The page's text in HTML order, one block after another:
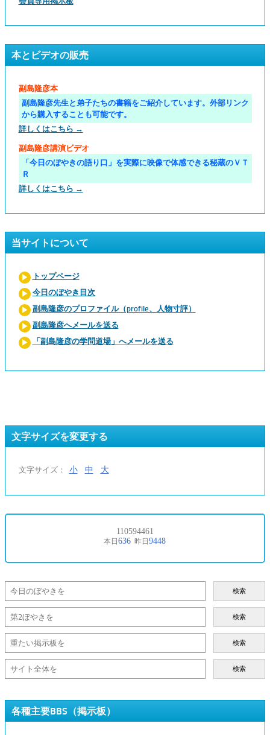
本とビデオの販売
副島隆彦本
副島隆彦先生と弟子たちの書籍をご紹介しています。外部リンク
から購入することも可能です。
詳しくはこちら →
副島隆彦講演ビデオ
「今日のぼやきの語り口」を実際に映像で体感できる秘蔵のＶＴ
Ｒ
詳しくはこちら →
当サイトについて
トップページ
今日のぼやき目次
副島隆彦のプロファイル（profile、人物寸評）
副島隆彦へメールを送る
「副島隆彦の学問道場」へメールを送る
文字サイズを変更する
文字サイズ： 小 中 大
検索
検索
検索
検索
各種主要BBS（掲示板）